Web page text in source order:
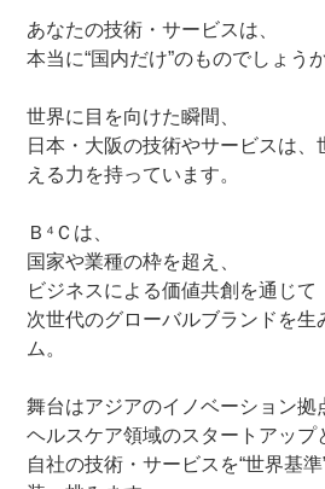
あなたの技術・サービスは、
本当に“国内だけ”のものでしょう
世界に目を向けた瞬間、
日本・大阪の技術やサービスは、
える力を持っています。
Ｂ⁴Ｃは、
国家や業種の枠を超え、
ビジネスによる価値共創を通じて
次世代のグローバルブランドを生
ム。
舞台はアジアのイノベーション拠
ヘルスケア領域のスタートアップ
自社の技術・サービスを“世界基